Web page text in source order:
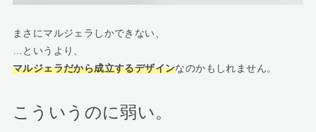
まさにマルジェラしかできない、
…というより、
マルジェラだから成立するデザインなのかもしれません。
こういうのに弱い。